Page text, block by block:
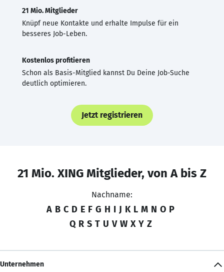
21 Mio. Mitglieder
Knüpf neue Kontakte und erhalte Impulse für ein
besseres Job-Leben.
Kostenlos profitieren
Schon als Basis-Mitglied kannst Du Deine Job-Suche
deutlich optimieren.
Jetzt registrieren
21 Mio. XING Mitglieder, von A bis Z
Nachname:
A B C D E F G H I J K L M N O P
Q R S T U V W X Y Z
Unternehmen